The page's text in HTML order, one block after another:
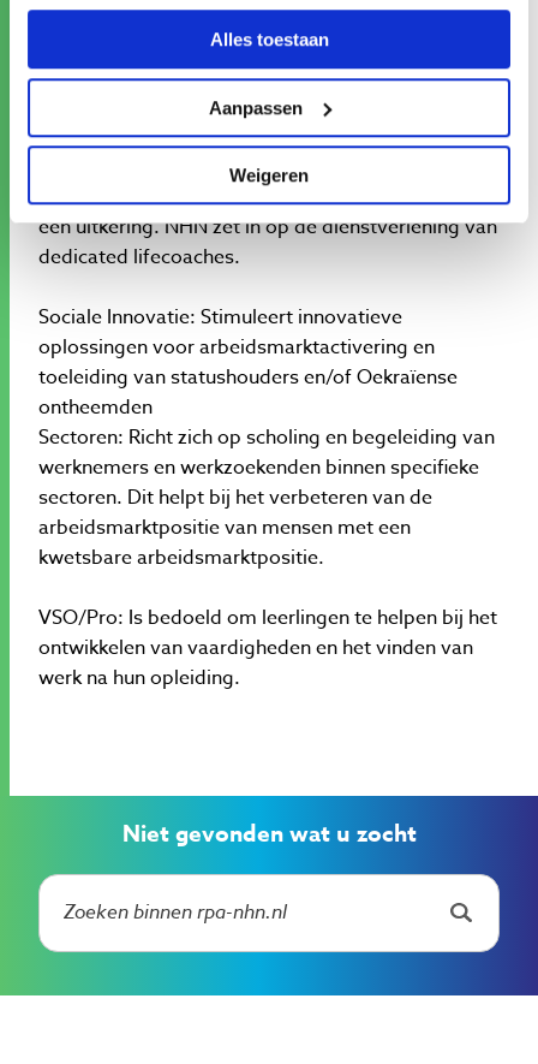
Alles toestaan
Aanpassen
Weigeren
persoonlijke ontwikkeling.
Sociale Inclusie: Bevordert maatschappelijke
participatie en helpt mensen met obstakels op
meerdere leefgebieden. Het programma richt zich
op een brede doelgroep, waaronder niet-
uitkeringsgerechtigden, jongeren en mensen met
een uitkering. NHN zet in op de dienstverlening van
dedicated lifecoaches.
Sociale Innovatie: Stimuleert innovatieve
oplossingen voor arbeidsmarktactivering en
toeleiding van statushouders en/of Oekraïense
ontheemden
Sectoren: Richt zich op scholing en begeleiding van
werknemers en werkzoekenden binnen specifieke
sectoren. Dit helpt bij het verbeteren van de
arbeidsmarktpositie van mensen met een
kwetsbare arbeidsmarktpositie.
VSO/Pro: Is bedoeld om leerlingen te helpen bij het
ontwikkelen van vaardigheden en het vinden van
werk na hun opleiding.
Niet gevonden wat u zocht